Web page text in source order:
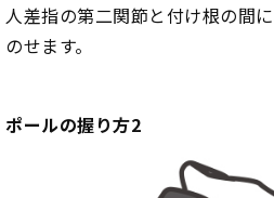
人差指の第二関節と付け根の間
のせます。
ポールの握り方2